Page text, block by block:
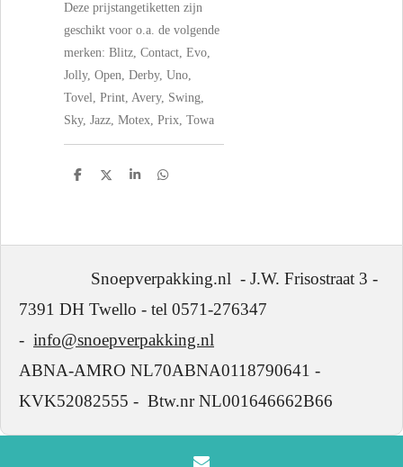
Deze prijstangetiketten zijn
geschikt voor o.a. de volgende
merken: Blitz, Contact, Evo,
Jolly, Open, Derby, Uno,
Tovel, Print, Avery, Swing,
Sky, Jazz, Motex, Prix, Towa
D
D
S
D
Snoepverpakking.nl - J.W. Frisostraat 3 -
7391 DH Twello - tel 0571-276347
- info@snoepverpakking.nl
ABNA-AMRO NL70ABNA0118790641 -
KVK52082555 - Btw.nr NL001646662B66